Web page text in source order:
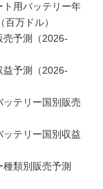
用バッテリー年
万ドル）
売予測（2026-
益予測（2026-
テリー国別販売
テリー国別収益
類別販売予測